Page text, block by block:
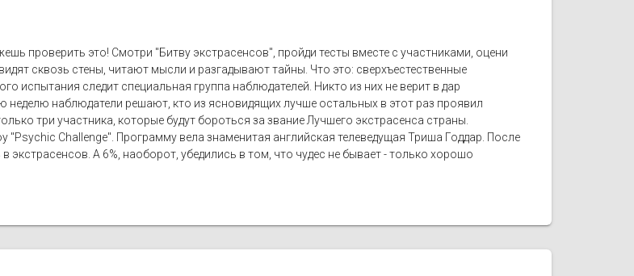
проверить это! Смотри "Битву экстрасенсов", пройди тесты вместе с участниками, оцени
сквозь стены, читают мысли и разгадывают тайны. Что это: сверхъестественные
испытания следит специальная группа наблюдателей. Никто из них не верит в дар
неделю наблюдатели решают, кто из ясновидящих лучше остальных в этот раз проявил
три участника, которые будут бороться за звание Лучшего экстрасенса страны.
Challenge". Программу вела знаменитая английская телеведущая Триша Годдар. После
экстрасенсов. А 6%, наоборот, убедились в том, что чудес не бывает - только хорошо